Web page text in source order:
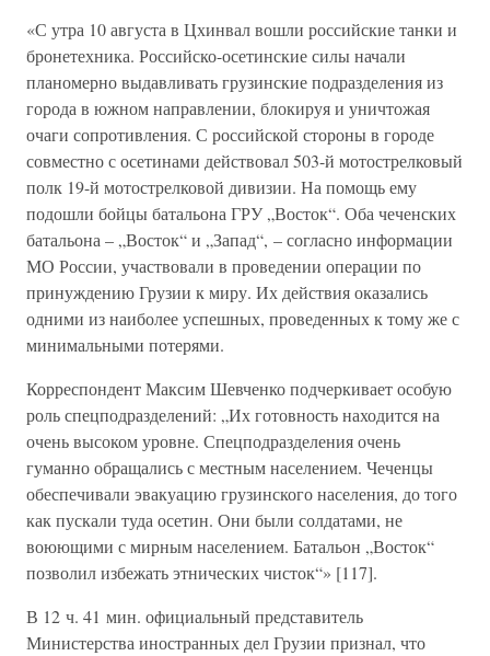
«С утра 10 августа в Цхинвал вошли российские танки и
бронетехника. Российско-осетинские силы начали
планомерно выдавливать грузинские подразделения из
города в южном направлении, блокируя и уничтожая
очаги сопротивления. С российской стороны в городе
совместно с осетинами действовал 503-й мотострелковый
полк 19-й мотострелковой дивизии. На помощь ему
подошли бойцы батальона ГРУ „Восток“. Оба чеченских
батальона – „Восток“ и „Запад“, – согласно информации
МО России, участвовали в проведении операции по
принуждению Грузии к миру. Их действия оказались
одними из наиболее успешных, проведенных к тому же с
минимальными потерями.
Корреспондент Максим Шевченко подчеркивает особую
роль спецподразделений: „Их готовность находится на
очень высоком уровне. Спецподразделения очень
гуманно обращались с местным населением. Чеченцы
обеспечивали эвакуацию грузинского населения, до того
как пускали туда осетин. Они были солдатами, не
воюющими с мирным населением. Батальон „Восток“
позволил избежать этнических чисток“» [117].
В 12 ч. 41 мин. официальный представитель
Министерства иностранных дел Грузии признал, что